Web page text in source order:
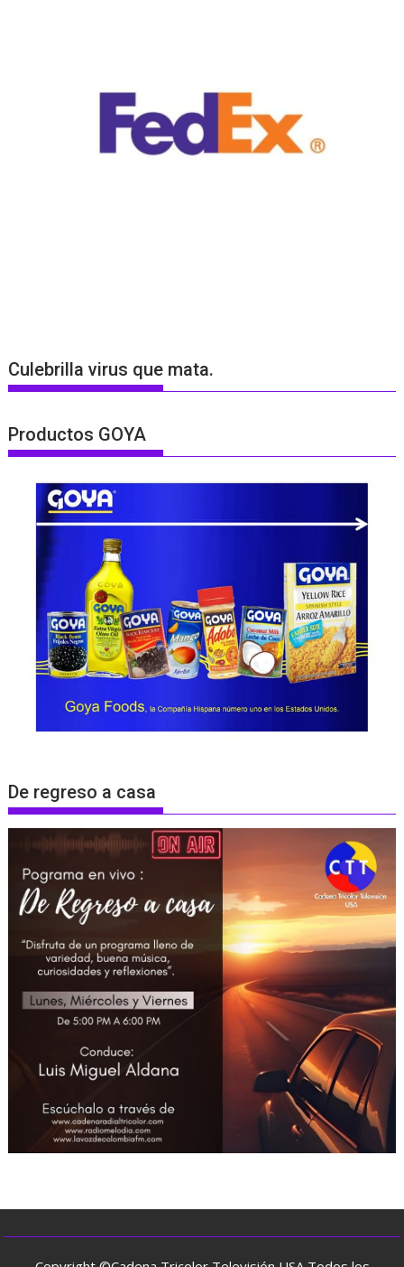
Culebrilla virus que mata.
Productos GOYA
De regreso a casa